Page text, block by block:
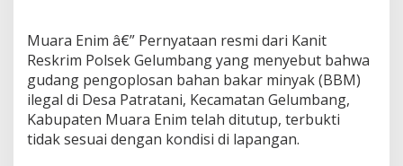
g
a
n
T
a
m
p
Muara Enim â€” Pernyataan resmi dari Kanit
Reskrim Polsek Gelumbang yang menyebut bahwa
gudang pengoplosan bahan bakar minyak (BBM)
ilegal di Desa Patratani, Kecamatan Gelumbang,
Kabupaten Muara Enim telah ditutup, terbukti
tidak sesuai dengan kondisi di lapangan.